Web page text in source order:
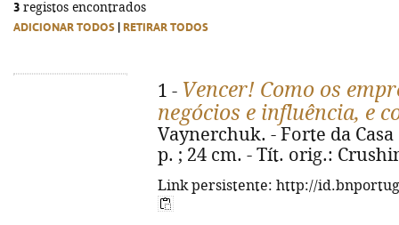
3 registos encontrados
ADICIONAR TODOS RETIRAR TODOS
1 - Vencer! Como os
negócios e influência, e
Vaynerchuk. - Forte da
p. ; 24 cm. - Tít. orig.:
Link persistente: http://